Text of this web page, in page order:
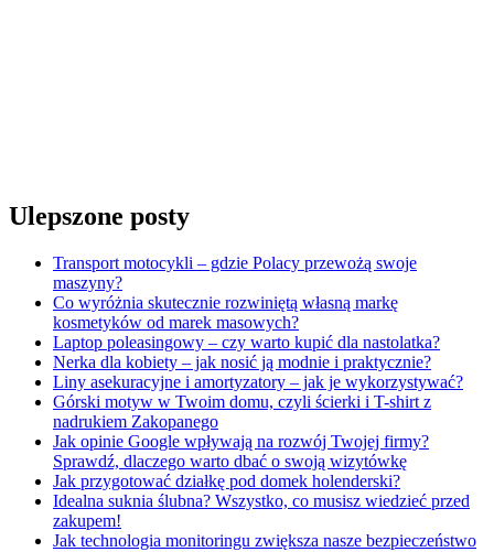
Ulepszone posty
Transport motocykli – gdzie Polacy przewożą swoje
maszyny?
Co wyróżnia skutecznie rozwiniętą własną markę
kosmetyków od marek masowych?
Laptop poleasingowy – czy warto kupić dla nastolatka?
Nerka dla kobiety – jak nosić ją modnie i praktycznie?
Liny asekuracyjne i amortyzatory – jak je wykorzystywać?
Górski motyw w Twoim domu, czyli ścierki i T-shirt z
nadrukiem Zakopanego
Jak opinie Google wpływają na rozwój Twojej firmy?
Sprawdź, dlaczego warto dbać o swoją wizytówkę
Jak przygotować działkę pod domek holenderski?
Idealna suknia ślubna? Wszystko, co musisz wiedzieć przed
zakupem!
Jak technologia monitoringu zwiększa nasze bezpieczeństwo